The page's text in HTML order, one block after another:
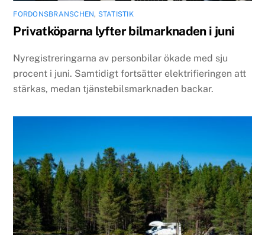
FORDONSBRANSCHEN, STATISTIK
Privatköparna lyfter bilmarknaden i juni
Nyregistreringarna av personbilar ökade med sju
procent i juni. Samtidigt fortsätter elektrifieringen att
stärkas, medan tjänstebilsmarknaden backar.